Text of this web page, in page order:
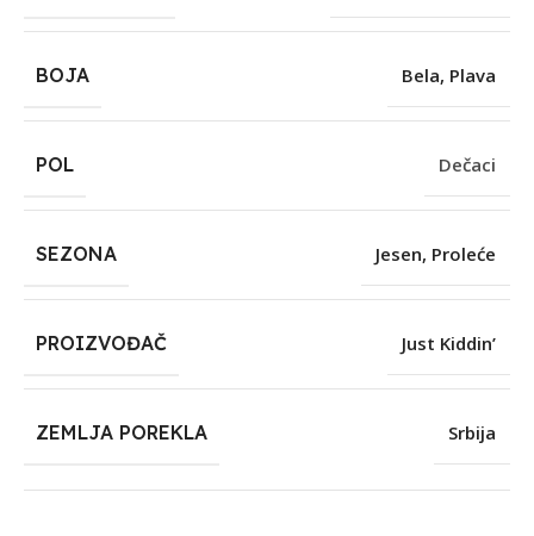
BOJA Bela, Plava
POL Dečaci
SEZONA Jesen, Proleće
PROIZVOĐAČ Just Kiddin’
ZEMLJA POREKLA Srbija